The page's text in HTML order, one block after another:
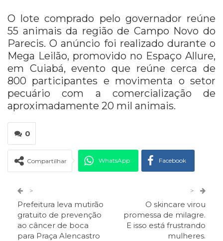
O lote comprado pelo governador reúne
55 animais da região de Campo Novo do
Parecis. O anúncio foi realizado durante o
Mega Leilão, promovido no Espaço Allure,
em Cuiabá, evento que reúne cerca de
800 participantes e movimenta o setor
pecuário com a comercialização de
aproximadamente 20 mil animais.
0
Compartilhar WhatsApp Facebook
Facebook Messenger O email
>
Prefeitura leva mutirão
gratuito de prevenção
ao câncer de boca
para Praça Alencastro
>
O skincare virou
promessa de milagre.
E isso está frustrando
mulheres.